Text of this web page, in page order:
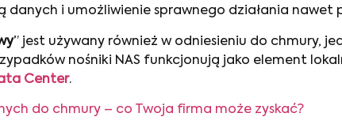
danych i umożliwienie sprawnego działania
” jest używany również w odniesieniu do chmury,
nośniki NAS funkcjonują jako element
Center.
do chmury – co Twoja firma może zyskać?